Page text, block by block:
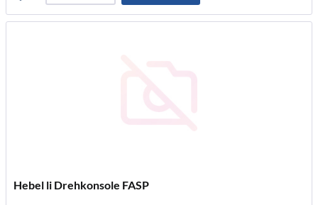
Hebel li Drehkonsole FASP